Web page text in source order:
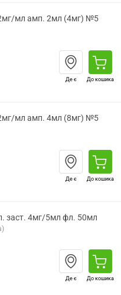
мл амп. 2мл (4мг) №5
Де є До кошика
мл амп. 4мл (8мг) №5
Де є До кошика
заст. 4мг/5мл фл. 50мл
Де є До кошика